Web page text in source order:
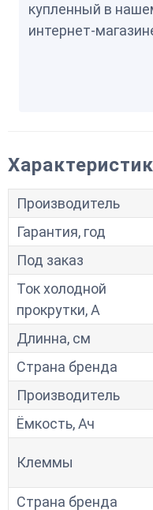
купленный в
интернет-
Производитель
Гарантия, год
Под заказ
Ток холодной
прокрутки, A
Длинна, см
Страна бренда
Производитель
Ёмкость, Ач
Клеммы
Страна бренда